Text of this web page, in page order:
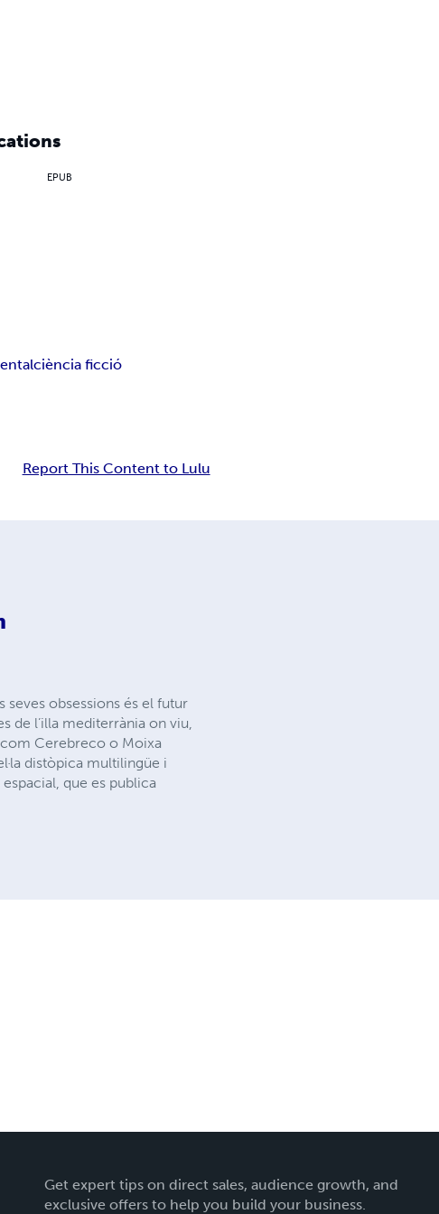
EPUB
ciència ficció
Report This Content to Lulu
obsessions és el futur
de l’illa mediterrània on viu,
Cerebreco o Moixa
distòpica multilingüe i
que es publica
Get expert tips on direct sales, audience growth, and
exclusive offers to help you build your business.